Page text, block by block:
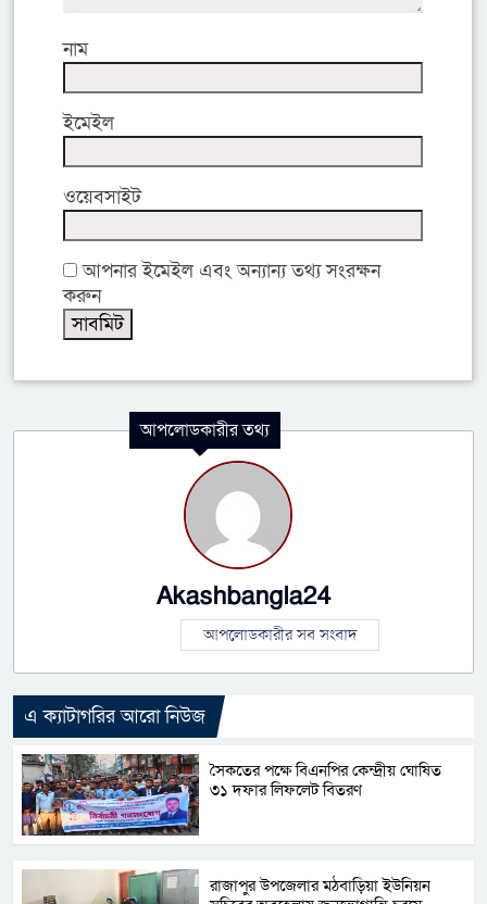
নাম
ইমেইল
ওয়েবসাইট
আপনার ইমেইল এবং অন্যান্য তথ্য সংরক্ষন
করুন
আপলোডকারীর তথ্য
Akashbangla24
আপলোডকারীর সব সংবাদ
এ ক্যাটাগরির আরো নিউজ
সৈকতের পক্ষে বিএনপির কেন্দ্রীয় ঘোষিত
৩১ দফার লিফলেট বিতরণ
রাজাপুর উপজেলার মঠবাড়িয়া ইউনিয়ন